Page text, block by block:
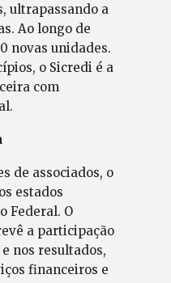
ultrapassando a
Ao longo de
novas unidades.
o Sicredi é a
com
de associados, o
estados
Federal. O
a participação
nos resultados,
financeiros e